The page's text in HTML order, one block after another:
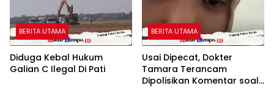
BERITA UTAMA
Diduga Kebal Hukum
Galian C Ilegal Di Pati
BERITA UTAMA
Usai Dipecat, Dokter
Tamara Terancam
Dipolisikan Komentar soal